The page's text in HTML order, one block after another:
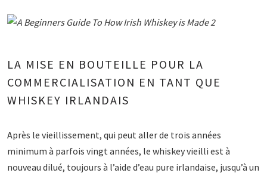
LA MISE EN BOUTEILLE POUR LA
COMMERCIALISATION EN TANT QUE
WHISKEY IRLANDAIS
Après le vieillissement, qui peut aller de trois années
minimum à parfois vingt années, le whiskey vieilli est à
nouveau dilué, toujours à l’aide d’eau pure irlandaise, jusqu’à un